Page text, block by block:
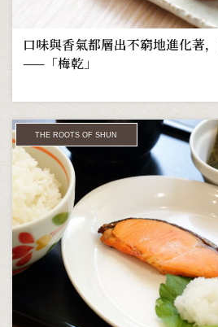
口味與香氣都層出不窮地進化著
——「梅乾」
THE ROOTS OF SHUN